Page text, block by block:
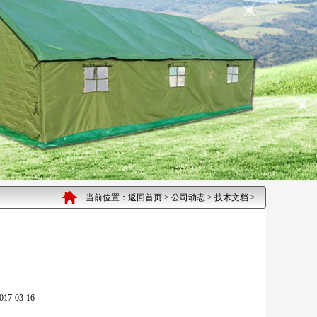
当前位置： 返回首页 > 公司动态 > 技术文档 >
03-16